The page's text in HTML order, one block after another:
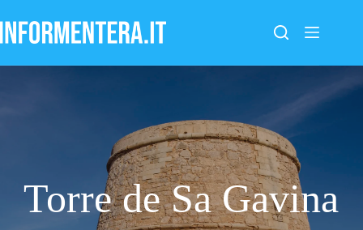
al
contenuto
Torre de Sa Gavina